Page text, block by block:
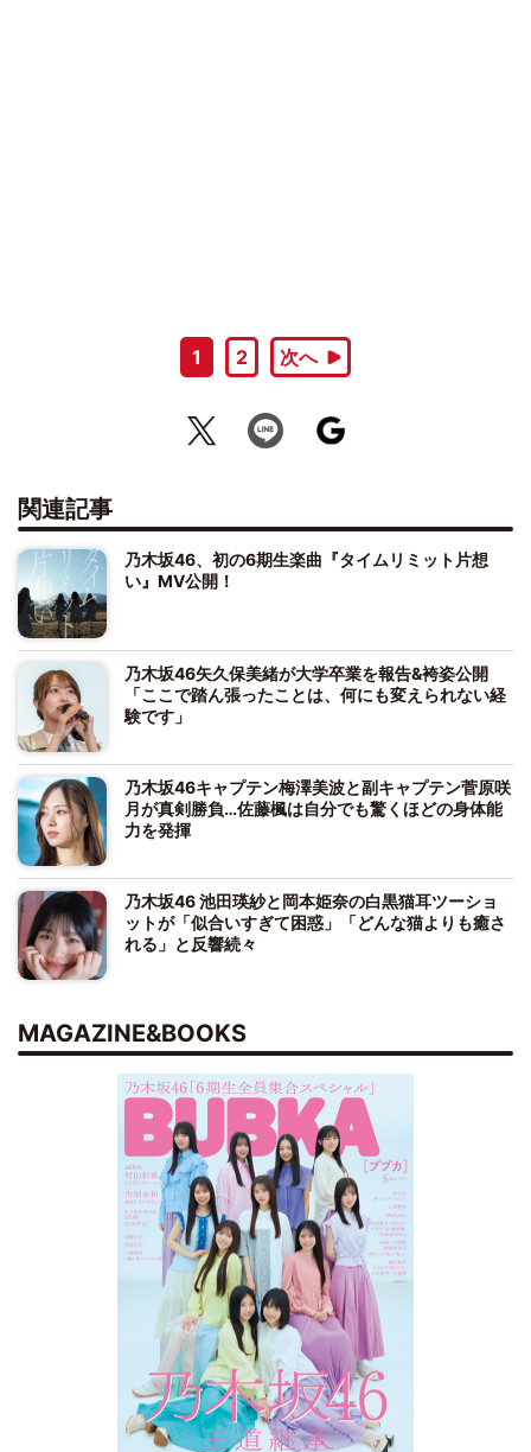
1 2 次へ
関連記事
乃木坂46、初の6期生楽曲『タイムリミット片想
い』MV公開！
乃木坂46矢久保美緒が大学卒業を報告&袴姿公開
「ここで踏ん張ったことは、何にも変えられない経
験です」
乃木坂46キャプテン梅澤美波と副キャプテン菅原咲
月が真剣勝負…佐藤楓は自分でも驚くほどの身体能
力を発揮
乃木坂46 池田瑛紗と岡本姫奈の白黒猫耳ツーショ
ットが「似合いすぎて困惑」「どんな猫よりも癒さ
れる」と反響続々
MAGAZINE&BOOKS